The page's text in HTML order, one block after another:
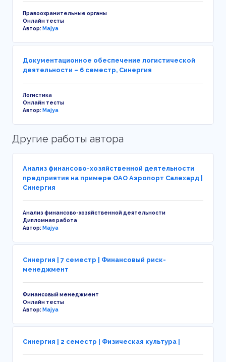
Правоохранительные органы
Онлайн тесты
Автор:Majya
Документационное обеспечение логистической
деятельности – 6 семестр, Синергия
Логистика
Онлайн тесты
Автор:Majya
Другие работы автора
Анализ финансово-хозяйственной деятельности
предприятия на примере ОАО Аэропорт Салехард |
Синергия
Анализ финансово-хозяйственной деятельности
Дипломная работа
Автор:Majya
Синергия | 7 семестр | Финансовый риск-
менеджмент
Финансовый менеджмент
Онлайн тесты
Автор:Majya
Синергия | 2 семестр | Физическая культура |